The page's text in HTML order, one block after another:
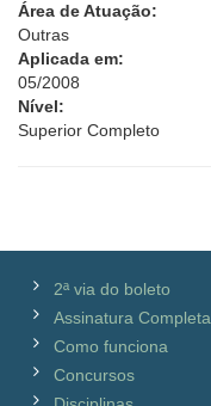
Área de Atuação:
Outras
Aplicada em:
05/2008
Nível:
Superior Completo
2ª via do boleto
Assinatura Completa
Como funciona
Concursos